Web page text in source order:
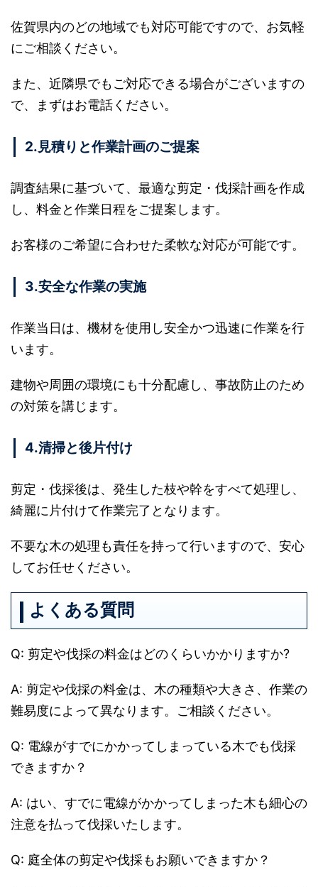
佐賀県内のどの地域でも対応可能ですので、お気軽
にご相談ください。
また、近隣県でもご対応できる場合がございますの
で、まずはお電話ください。
2.見積りと作業計画のご提案
調査結果に基づいて、最適な剪定・伐採計画を作成
し、料金と作業日程をご提案します。
お客様のご希望に合わせた柔軟な対応が可能です。
3.安全な作業の実施
作業当日は、機材を使用し安全かつ迅速に作業を行
います。
建物や周囲の環境にも十分配慮し、事故防止のため
の対策を講じます。
4.清掃と後片付け
剪定・伐採後は、発生した枝や幹をすべて処理し、
綺麗に片付けて作業完了となります。
不要な木の処理も責任を持って行いますので、安心
してお任せください。
よくある質問
Q: 剪定や伐採の料金はどのくらいかかりますか?
A: 剪定や伐採の料金は、木の種類や大きさ、作業の
難易度によって異なります。ご相談ください。
Q: 電線がすでにかかってしまっている木でも伐採
できますか？
A: はい、すでに電線がかかってしまった木も細心の
注意を払って伐採いたします。
Q: 庭全体の剪定や伐採もお願いできますか？